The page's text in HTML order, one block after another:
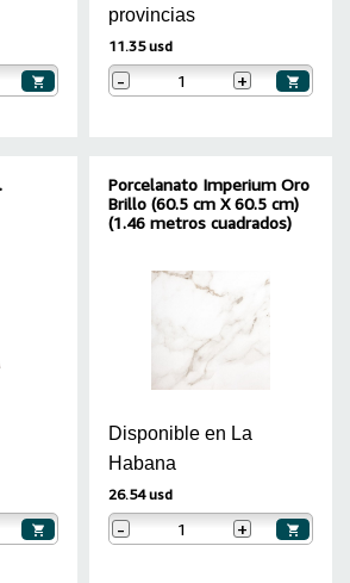
provincias
11.35 usd
- +
Porcelanato Imperium Oro
Brillo (60.5 cm X 60.5 cm)
(1.46 metros cuadrados)
Disponible en La
Habana
26.54 usd
- +